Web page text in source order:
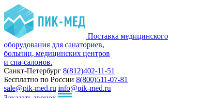
Поставка медицинского
оборудования для санаториев,
больниц, медицинских центров
и спа-салонов.
Санкт-Петербург 8(812)402-11-51
Бесплатно по России 8(800)511-07-81
sale@pik-med.ru info@pik-med.ru